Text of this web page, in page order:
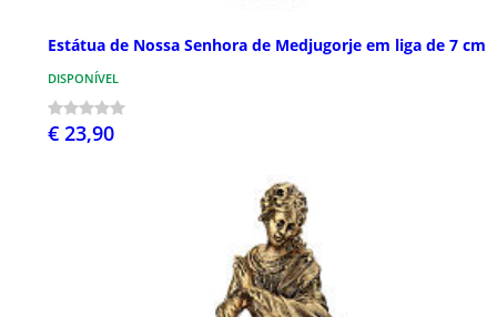
Estátua de Nossa Senhora de Medjugorje em liga de 7 cm
DISPONÍVEL
€ 23,90